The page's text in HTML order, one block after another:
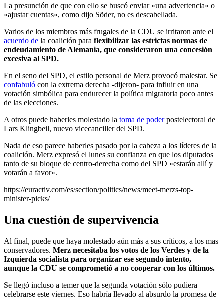
La presunción de que con ello se buscó enviar «una advertencia» o
«ajustar cuentas», como dijo Söder, no es descabellada.
Varios de los miembros más frugales de la CDU se irritaron ante el
acuerdo de la coalición para flexibilizar las estrictas normas de
endeudamiento de Alemania, que consideraron una concesión
excesiva al SPD.
En el seno del SPD, el estilo personal de Merz provocó malestar. Se
confabuló con la extrema derecha -dijeron- para influir en una
votación simbólica para endurecer la política migratoria poco antes
de las elecciones.
A otros puede haberles molestado la toma de poderpostelectoral de
Lars Klingbeil, nuevo vicecanciller del SPD.
Nada de eso parece haberles pasado por la cabeza a los líderes de la
coalición. Merz expresó el lunes su confianza en que los diputados
tanto de su bloque de centro-derecha como del SPD «estarán allí y
votarán a favor».
https://euractiv.com/es/section/politics/news/meet-merzs-top-
minister-picks/
Una cuestión de supervivencia
Al final, puede que haya molestado aún más a sus críticos, a los mas
conservadores. Merz necesitaba los votos de los Verdes y de la
Izquierda socialista para organizar ese segundo intento,
aunque la CDU se comprometió a no cooperar con los últimos.
Se llegó incluso a temer que la segunda votación sólo pudiera
celebrarse este viernes. Eso habría llevado al absurdo la promesa de